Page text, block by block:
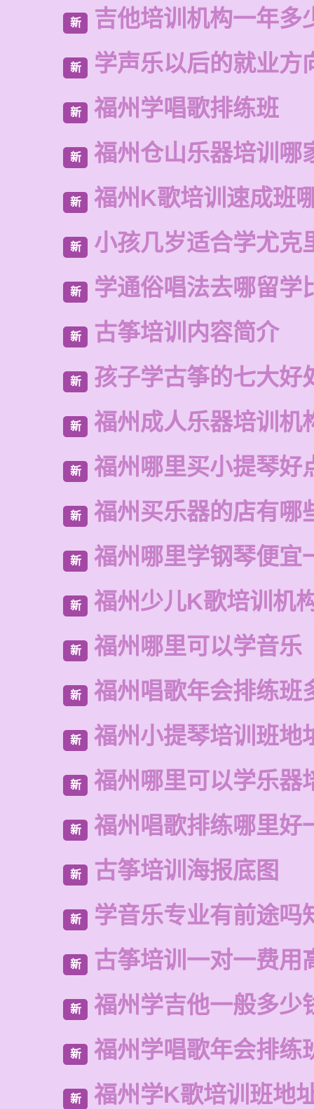
新 吉他培训机构一年多
新 学声乐以后的就业方
新 福州学唱歌排练班
新 福州仓山乐器培训哪
新 福州K歌培训速成班
新 小孩几岁适合学尤克
新 学通俗唱法去哪留学
新 古筝培训内容简介
新 孩子学古筝的七大好
新 福州成人乐器培训机
新 福州哪里买小提琴好
新 福州买乐器的店有哪
新 福州哪里学钢琴便宜
新 福州少儿K歌培训机
新 福州哪里可以学音乐
新 福州唱歌年会排练班
新 福州小提琴培训班地
新 福州哪里可以学乐器
新 福州唱歌排练哪里好
新 古筝培训海报底图
新 学音乐专业有前途吗
新 古筝培训一对一费用
新 福州学吉他一般多少
新 福州学唱歌年会排练
新 福州学K歌培训班地